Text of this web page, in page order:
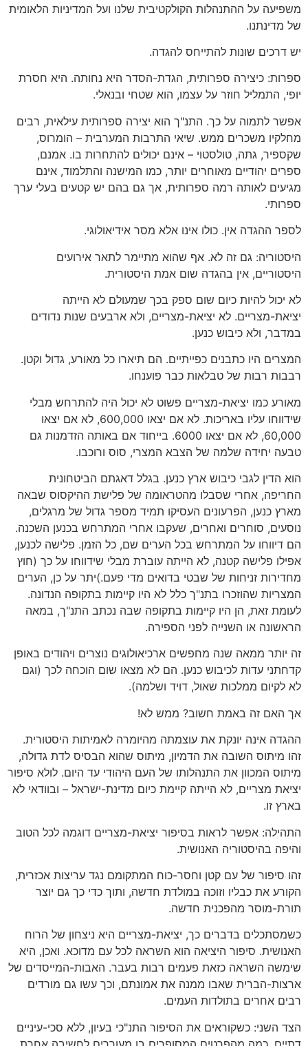
משפיעה על ההתנהלות הקולקטיבית שלנו ועל המדיניות הלאומית
של מדינתנו.
יש דרכים שונות להתייחס להגדה.
ספרות: כיצירה ספרותית, הגדת-הסדר היא נחותה. היא חסרת
יופי, התמליל חוזר על עצמו, הוא שטחי ובנאלי.
אפשר לתמוה על כך. התנ"ך הוא יצירה ספרותית עילאית, רבים
מחלקיו משכרים ממש. שיאי התרבות המערבית – הומרוס,
שקספיר, גתה, טולסטוי – אינם יכולים להתחרות בו. אמנם,
ספרים יהודיים מאוחרים יותר, כמו המישנה והתלמוד, אינם
מגיעים לאותה רמה ספרותית, אך גם בהם יש קטעים בעלי ערך
ספרותי.
לספר ההגדה אין. כולו אינו אלא מסר אידיאולוגי.
היסטוריה: גם זה לא. אף שהוא מתיימר לתאר אירועים
היסטוריים, אין בהגדה שום אמת היסטורית.
לא יכול להיות כיום שום ספק בכך שמעולם לא הייתה
יציאת-מצריים. לא יציאת-מצריים, ולא ארבעים שנות נדודים
במדבר, ולא כיבוש כנען.
המצרים היו כתבנים כפייתיים. הם תיארו כל מאורע, גדול וקטן.
רבבות רבות של טבלאות כבר פוענחו.
מאורע כמו יציאת-מצריים פשוט לא יכול היה להתרחש מבלי
שידווחו עליו באריכות. לא אם יצאו 600,000, לא אם יצאו
60,000, לא אם יצאו 6000. בייחוד אם באותה הזדמנות גם
טבעה יחידה שלמה של הצבא המצרי, סוס ורוכבו.
הוא הדין לגבי כיבוש ארץ כנען. בגלל דאגתם הביטחונית
החריפה, אחרי שסבלו מהטראומה של פלישת ההיקסוס שבאה
מארץ כנען, הפרעונים העסיקו תמיד מספר גדול של מרגלים,
נוסעים, סוחרים ואחרים, שעקבו אחרי המתרחש בכנען השכנה.
הם דיווחו על המתרחש בכל הערים שם, כל הזמן. פלישה לכנען,
אפילו פלישה קטנה, לא הייתה עוברת מבלי שידווחו על כך (חוץ
מחדירות זניחות של שבטי בדואים מדי פעם.)יתר על כן, הערים
המצריות שהוזכרו בתנ"ך כלל לא היו קיימות בתקופה הנדונה.
לעומת זאת, הן היו קיימות בתקופה שבה נכתב התנ"ך, במאה
הראשונה או השנייה לפני הספירה.
זה יותר ממאה שנה מחפשים ארכיאולוגים נוצרים ויהודים באופן
קדחתני עדות לכיבוש כנען. הם לא מצאו שום הוכחה לכך (וגם
לא לקיום ממלכות שאול, דויד ושלמה).
אך האם זה באמת חשוב? ממש לא!
ההגדה אינה יונקת את עוצמתה מהיומרה לאמיתות היסטורית.
זהו מיתוס השובה את הדמיון, מיתוס שהוא הבסיס לדת גדולה,
מיתוס המכוון את התנהלותו של העם היהודי עד היום. לולא סיפור
יציאת מצריים, לא הייתה קיימת כיום מדינת-ישראל – ובוודאי לא
בארץ זו.
התהילה: אפשר לראות בסיפור יציאת-מצריים דוגמה לכל הטוב
והיפה בהיסטוריה האנושית.
זהו סיפור של עם קטן וחסר-כוח המתקומם נגד עריצות אכזרית,
הקורע את כבליו וזוכה במולדת חדשה, ותוך כדי כך גם יוצר
תורת-מוסר מהפכנית חדשה.
כשמסתכלים בדברים כך, יציאת-מצריים היא ניצחון של הרוח
האנושית. סיפור היציאה הוא השראה לכל עם מדוכא. ואכן, היא
שימשה השראה כזאת פעמים רבות בעבר. האבות-המייסדים של
ארצות-הברית שאבו ממנה את אמונתם, וכך עשו גם מורדים
רבים אחרים בתולדות העמים.
הצד השני: כשקוראים את הסיפור התנ"כי בעיון, ללא סכי-עיניים